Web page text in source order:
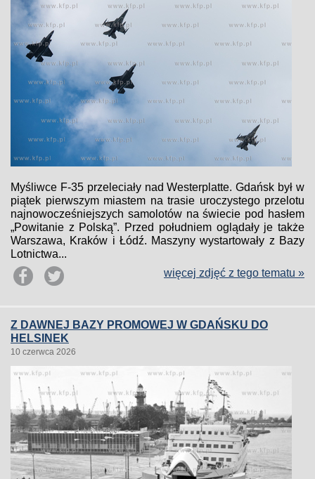
Myśliwce F-35 przeleciały nad Westerplatte. Gdańsk był w
piątek pierwszym miastem na trasie uroczystego przelotu
najnowocześniejszych samolotów na świecie pod hasłem
„Powitanie z Polską”. Przed południem oglądały je także
Warszawa, Kraków i Łódź. Maszyny wystartowały z Bazy
Lotnictwa...
więcej zdjęć z tego tematu »
Z DAWNEJ BAZY PROMOWEJ W GDAŃSKU DO
HELSINEK
10 czerwca 2026